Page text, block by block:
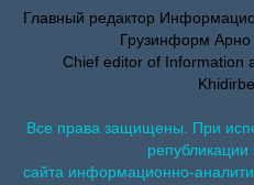
Главный редактор
Грузинформ
Chief editor of Information
Все права защищены. При
сайта информационно-